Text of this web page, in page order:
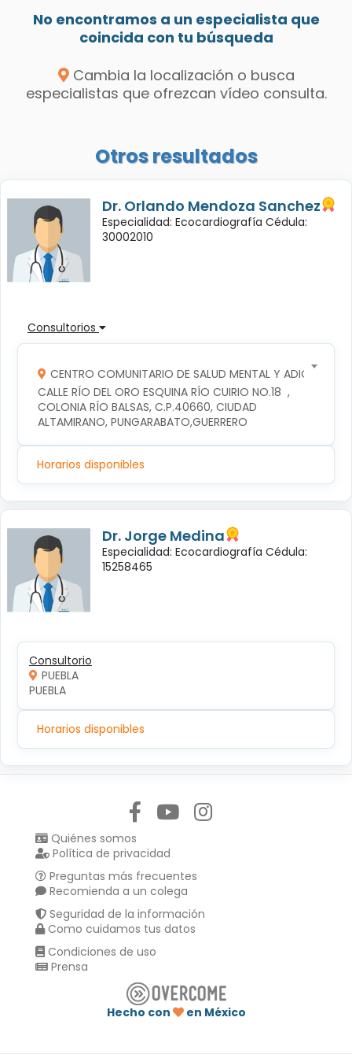
No encontramos a un especialista que
coincida con tu búsqueda
Cambia la localización o busca
especialistas que ofrezcan vídeo consulta.
Otros resultados
Dr. Orlando Mendoza Sanchez
Especialidad: Ecocardiografía Cédula:
30002010
Consultorios
CENTRO COMUNITARIO DE SALUD MENTAL Y
CALLE RÍO DEL ORO ESQUINA RÍO CUIRIO NO.18  ,
COLONIA RÍO BALSAS, C.P.40660, CIUDAD
ALTAMIRANO, PUNGARABATO,GUERRERO
Horarios disponibles
Dr. Jorge Medina
Especialidad: Ecocardiografía Cédula:
15258465
Consultorio
PUEBLA
PUEBLA
Horarios disponibles
Quiénes somos
Política de privacidad
Preguntas más frecuentes
Recomienda a un colega
Seguridad de la información
Como cuidamos tus datos
Condiciones de uso
Prensa
Hecho con
en México